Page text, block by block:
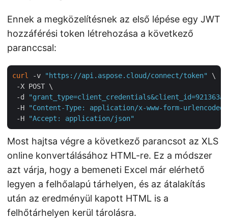
Ennek a megközelítésnek az első lépése egy JWT
hozzáférési token létrehozása a következő
paranccsal:
curl -v "https://api.aspose.cloud/connect/token"
\
-X POST \
-d
"grant_type=client_credentials&client_id=921363a8-
-H
"Content-Type: application/x-www-form-urlencoded"
-H
"Accept: application/json"
Most hajtsa végre a következő parancsot az XLS
online konvertálásához HTML-re. Ez a módszer
azt várja, hogy a bemeneti Excel már elérhető
legyen a felhőalapú tárhelyen, és az átalakítás
után az eredményül kapott HTML is a
felhőtárhelyen kerül tárolásra.